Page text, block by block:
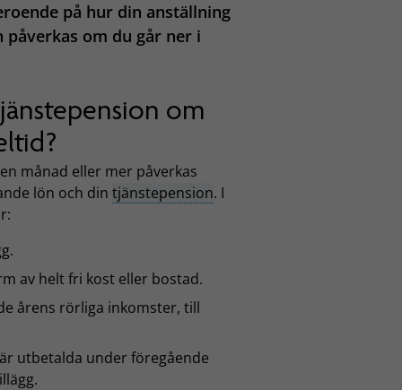
på hur din anställning
påverkas om du går ner i
om
månad eller mer påverkas
lön och din tjänstepension. I
av helt fri kost eller bostad.
årens rörliga inkomster, till
utbetalda under föregående